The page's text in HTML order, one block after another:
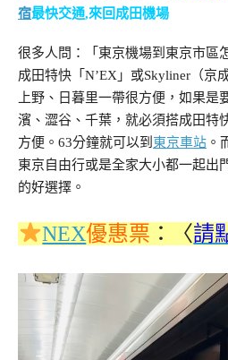
宿最快交通,來回成田機場
很多人問：「東京機場到東京市區
成田特快「N’EX」或Skyliner（京
上野、日暮里一帶很方便，如果是
濱、澀谷、千葉，就必須搭成田特
方便。63分鐘就可以到 東京車站 。
東京自由行或是全家大小都一起出
的好選擇。
NEX優惠票 ：〈請